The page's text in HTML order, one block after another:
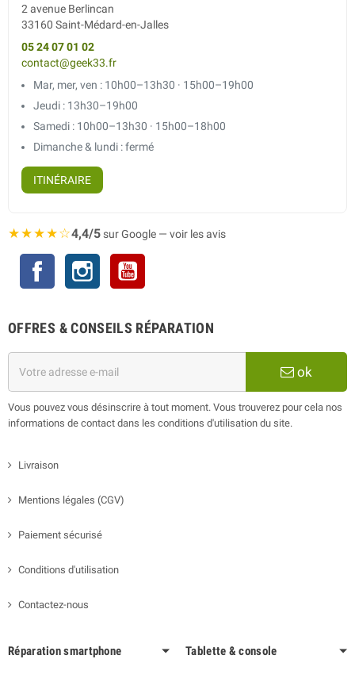
2 avenue Berlincan
33160 Saint-Médard-en-Jalles
05 24 07 01 02
contact@geek33.fr
Mar, mer, ven : 10h00–13h30 · 15h00–19h00
Jeudi : 13h30–19h00
Samedi : 10h00–13h30 · 15h00–18h00
Dimanche & lundi : fermé
ITINÉRAIRE
★★★★☆4,4/5sur Google — voir les avis
Facebook Instagram
OFFRES & CONSEILS RÉPARATION
ok
Vous pouvez vous désinscrire à tout moment. Vous trouverez pour cela nos
informations de contact dans les conditions d'utilisation du site.
Livraison
Mentions légales (CGV)
Paiement sécurisé
Conditions d'utilisation
Contactez-nous
Réparation smartphone Tablette & console